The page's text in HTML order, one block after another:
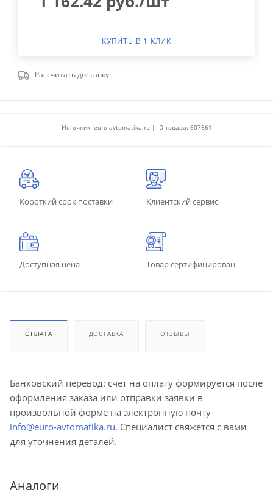
КУПИТЬ В 1 КЛИК
Рассчитать доставку
Источник: euro-avtomatika.ru | ID товара: 607661
Короткий срок поставки Клиентский сервис
Доступная цена Товар сертифицирован
ОПЛАТА ДОСТАВКА ОТЗЫВЫ
Банковский перевод: счет на оплату формируется после
оформления заказа или отправки заявки в
произвольной форме на электронную почту
info@euro-avtomatika.ru. Специалист свяжется с вами
для уточнения деталей.
Аналоги